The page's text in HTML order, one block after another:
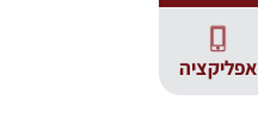
אפליקציה